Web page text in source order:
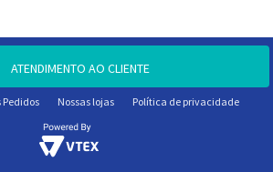
ATENDIMENTO AO CLIENTE
Pedidos Nossas lojas Política de privacidade